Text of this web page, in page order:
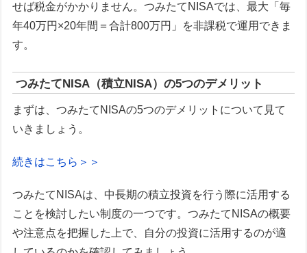
せば税金がかかりません。つみたてNISAでは、最大「毎
年40万円×20年間＝合計800万円」を非課税で運用できま
す。
つみたてNISA（積立NISA）の5つのデメリット
まずは、つみたてNISAの5つのデメリットについて見て
いきましょう。
続きはこちら＞＞
つみたてNISAは、中長期の積立投資を行う際に活用する
ことを検討したい制度の一つです。つみたてNISAの概要
や注意点を把握した上で、自分の投資に活用するのが適